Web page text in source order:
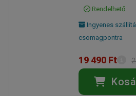
Rendelhető
Ingyenes
csomagpontra
19 490 Ft